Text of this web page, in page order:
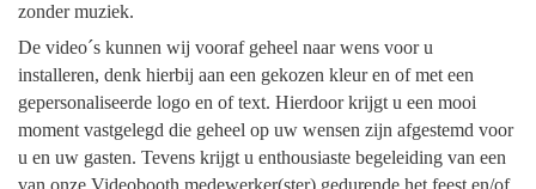
zonder muziek.
De video´s kunnen wij vooraf geheel naar wens voor u
installeren, denk hierbij aan een gekozen kleur en of met een
gepersonaliseerde logo en of text. Hierdoor krijgt u een mooi
moment vastgelegd die geheel op uw wensen zijn afgestemd voor
u en uw gasten. Tevens krijgt u enthousiaste begeleiding van een
van onze Videobooth medewerker(ster) gedurende het feest en/of